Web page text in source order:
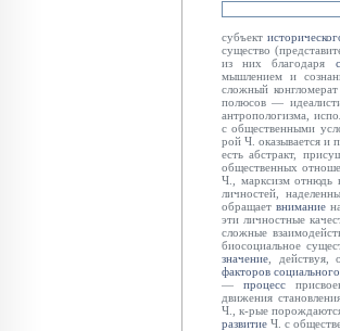
субъект
существо
из них благодаря
мышлением и
сложный
полюсов —
антропологизма,
с общественными
рой Ч. оказывается и
есть абстракт,
общественных
Ч., марксизм отнюдь
личностей,
обращает внимание
эти личностные
сложные
биосоциальное
значение ,
факторов социального
— процесс
движения
Ч., к-рые
развитие Ч. с